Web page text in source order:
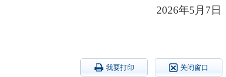
2026年
我要打印 关闭窗口